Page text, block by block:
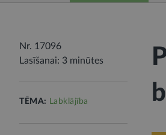
Nr. 17096
Lasīšanai: 3 minūtes
TĒMA: Labklājība